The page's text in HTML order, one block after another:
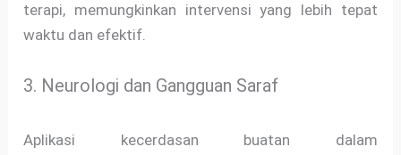
terapi, memungkinkan intervensi yang lebih tepat
waktu dan efektif.
3. Neurologi dan Gangguan Saraf
Aplikasi kecerdasan buatan dalam